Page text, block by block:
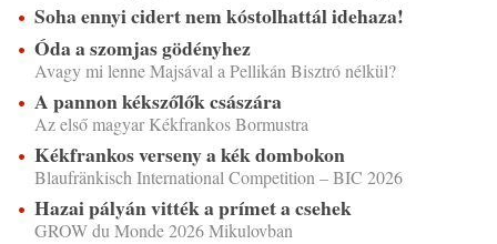
Soha ennyi cidert nem kóstolhattál idehaza!
Óda a szomjas gödényhez
Avagy mi lenne Majsával a Pellikán Bisztró nélkül?
A pannon kékszőlők császára
Az első magyar Kékfrankos Bormustra
Kékfrankos verseny a kék dombokon
Blaufränkisch International Competition – BIC 2026
Hazai pályán vitték a prímet a csehek
GROW du Monde 2026 Mikulovban